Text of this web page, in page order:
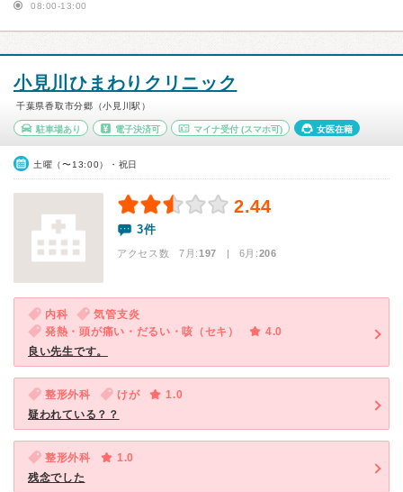
08:00-13:00
小見川ひまわりクリニック
千葉県香取市分郷（小見川駅）
駐車場あり 電子決済可 マイナ受付 (スマホ可) 女医在籍
土曜（〜13:00）・祝日
2.44
3件
アクセス数 7月:197 | 6月:206
内科
気管支炎
発熱・頭が痛い・だるい・咳（セキ）
4.0
良い先生です。
整形外科 けが
1.0
疑われている？？
整形外科
1.0
残念でした